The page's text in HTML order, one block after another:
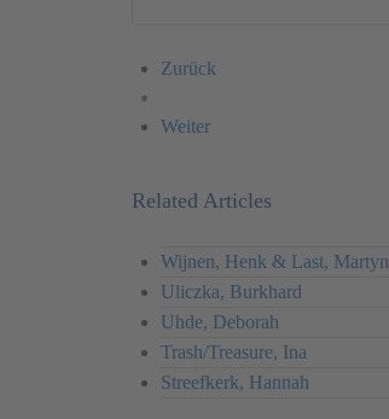
Zurück
Weiter
Related Articles
Wijnen, Henk & Last, Martyn
Uliczka, Burkhard
Uhde, Deborah
Trash/Treasure, Ina
Streefkerk, Hannah